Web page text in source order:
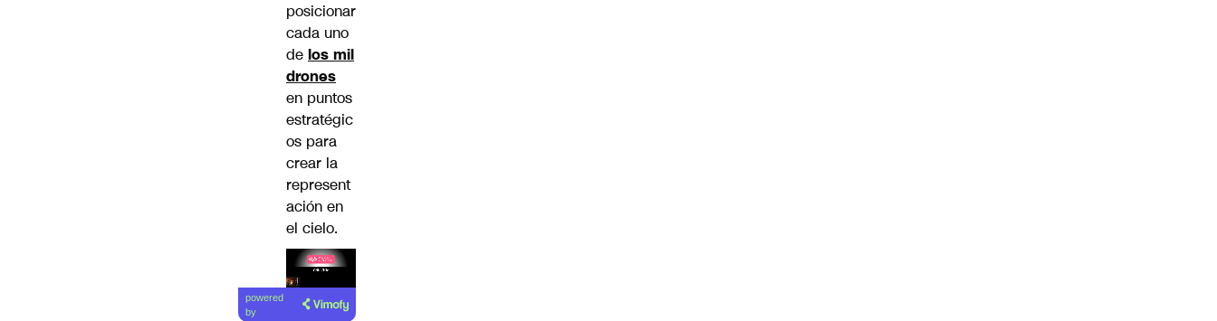
posicionar
cada uno
de los mil
drones
en puntos
estratégic
os para
crear la
represent
ación en
el cielo.
Lea el
artículo
powered
by